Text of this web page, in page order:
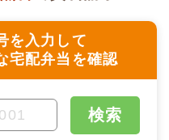
を入力して
宅配弁当を確認
検索